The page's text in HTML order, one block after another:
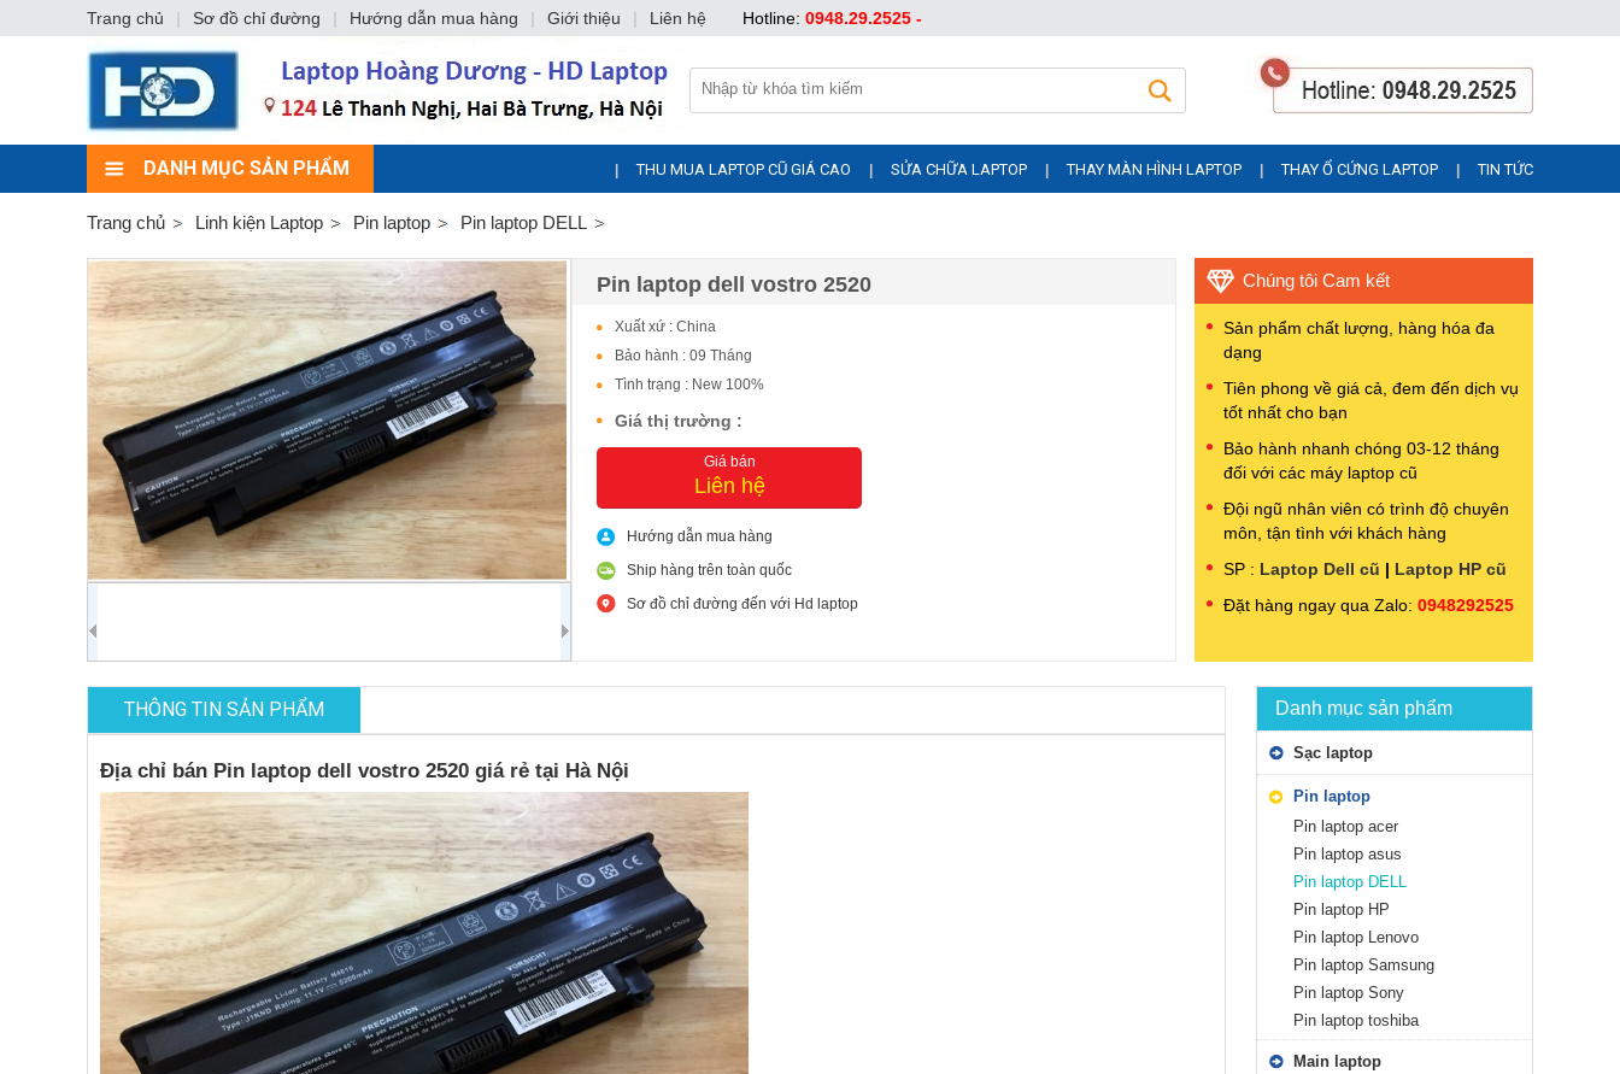
DANH MỤC SẢN PHẨM THU MUA LAPTOP CŨ GIÁ CAO SỬA CHỮA LAPTOP THAY MÀN HÌNH LAPTOP THAY Ổ CỨNG LAPTOP TIN TỨC
Trang chủ Linh kiện Laptop Pin laptop Pin laptop DELL
Pin laptop dell vostro 2520
Xuất xứ : China
Bảo hành : 09 Tháng
Tình trạng : New 100%
Giá thị trường :
Giá bán
Liên hệ
Hướng dẫn mua hàng
Ship hàng trên toàn quốc
Sơ đồ chỉ đường đến với Hd laptop
Chúng tôi Cam kết
Sản phẩm chất lượng, hàng hóa đa
dạng
Tiên phong về giá cả, đem đến dịch vụ
tốt nhất cho bạn
Bảo hành nhanh chóng 03-12 tháng
đối với các máy laptop cũ
Đội ngũ nhân viên có trình độ chuyên
môn, tận tình với khách hàng
SP : Laptop Dell cũ | Laptop HP cũ
Đặt hàng ngay qua Zalo: 0948292525
THÔNG TIN SẢN PHẨM
Địa chỉ bán Pin laptop dell vostro 2520 giá rẻ tại Hà Nội
Danh mục sản phẩm
Sạc laptop
Pin laptop
Pin laptop acer
Pin laptop asus
Pin laptop DELL
Pin laptop HP
Pin laptop Lenovo
Pin laptop Samsung
Pin laptop Sony
Pin laptop toshiba
Main laptop
Trang chủ | Sơ đồ chỉ đường | Hướng dẫn mua hàng | Giới thiệu | Liên hệ Hotline: 0948.29.2525 -